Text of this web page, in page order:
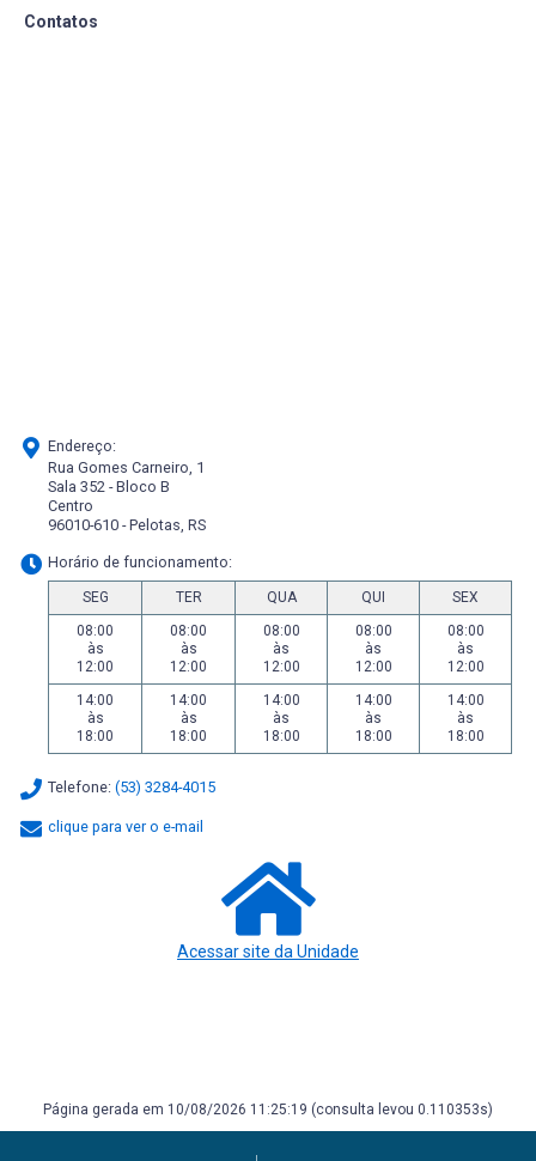
Contatos
Endereço:
Rua Gomes Carneiro, 1
Sala 352 - Bloco B
Centro
96010-610 - Pelotas, RS
Horário de funcionamento:
SEG TER QUA QUI
SEX
08:00
às
12:00
08:00
às
12:00
08:00
às
12:00
08:00
às
12:00
08:00
às
12:00
14:00
às
18:00
14:00
às
18:00
14:00
às
18:00
14:00
às
18:00
14:00
às
18:00
Telefone: (53) 3284-4015
clique para ver o e-mail
Acessar site da Unidade
Página gerada em 10/08/2026 11:25:19 (consulta levou 0.110353s)